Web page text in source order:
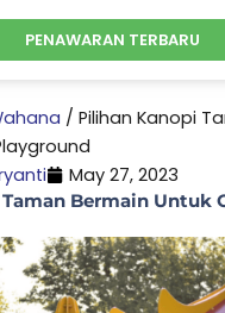
PENAWARAN TERBARU
/ Pilihan Kanopi
May 27, 2023
Bermain Untuk